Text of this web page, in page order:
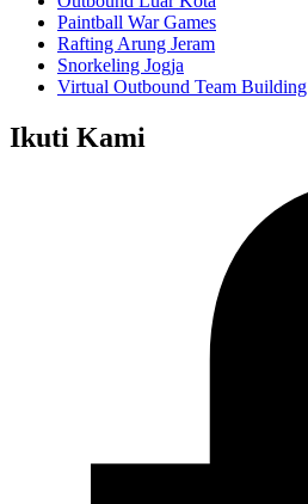
Paintball War Games
Rafting Arung Jeram
Snorkeling Jogja
Virtual Outbound Team Building
Ikuti Kami